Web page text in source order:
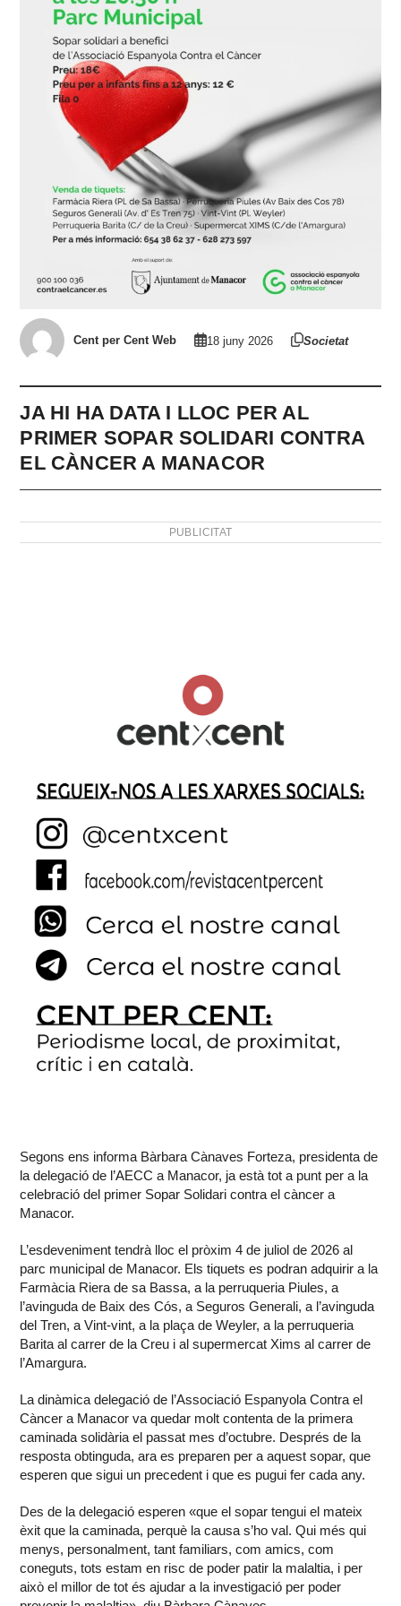
Cent per Cent Web 18 juny 2026 Societat
JA HI HA DATA I LLOC PER AL
PRIMER SOPAR SOLIDARI CONTRA
EL CÀNCER A MANACOR
PUBLICITAT
Segons ens informa Bàrbara Cànaves Forteza, presidenta de
la delegació de l’AECC a Manacor, ja està tot a punt per a la
celebració del primer Sopar Solidari contra el càncer a
Manacor.
L’esdeveniment tendrà lloc el pròxim 4 de juliol de 2026 al
parc municipal de Manacor. Els tiquets es podran adquirir a la
Farmàcia Riera de sa Bassa, a la perruqueria Piules, a
l’avinguda de Baix des Cós, a Seguros Generali, a l’avinguda
del Tren, a Vint-vint, a la plaça de Weyler, a la perruqueria
Barita al carrer de la Creu i al supermercat Xims al carrer de
l’Amargura.
La dinàmica delegació de l’Associació Espanyola Contra el
Càncer a Manacor va quedar molt contenta de la primera
caminada solidària el passat mes d’octubre. Després de la
resposta obtinguda, ara es preparen per a aquest sopar, que
esperen que sigui un precedent i que es pugui fer cada any.
Des de la delegació esperen «que el sopar tengui el mateix
èxit que la caminada, perquè la causa s’ho val. Qui més qui
menys, personalment, tant familiars, com amics, com
coneguts, tots estam en risc de poder patir la malaltia, i per
això el millor de tot és ajudar a la investigació per poder